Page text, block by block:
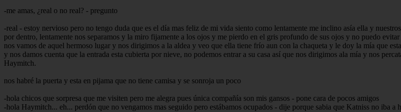
-me amas, ¿real o no real? - pregunto
-real - estoy nervioso pero no tengo duda que es el día mas feliz de mi vida siento como lentamente me inclino asía ella y
por dentro, lentamente nos separamos y la miro fijamente a los ojos y me pierdo en el gris profundo de sus ojos y no puedo evitar
nos vamos de aquel hermoso lugar y nos dirigimos a la aldea y veo que ella tiene frío aun con la chaqueta y le doy la mía que
y nos damos cuenta que la entrada esta cubierta por nieve, no podemos entrar a su casa así que nos dirigimos ala mía y nos
Haymitch.
nos habré la puerta y esta en pijama que no tiene camisa y se sonroja un poco
-hola chicos que sorpresa que me visiten pero me alegra pues única compañía son mis gansos - pone cara de pocos amigos
-hola Haymitch... eh... perdón que no vengamos mas seguido pero estábamos ocupados - dije porque sabia que Katniss no iba